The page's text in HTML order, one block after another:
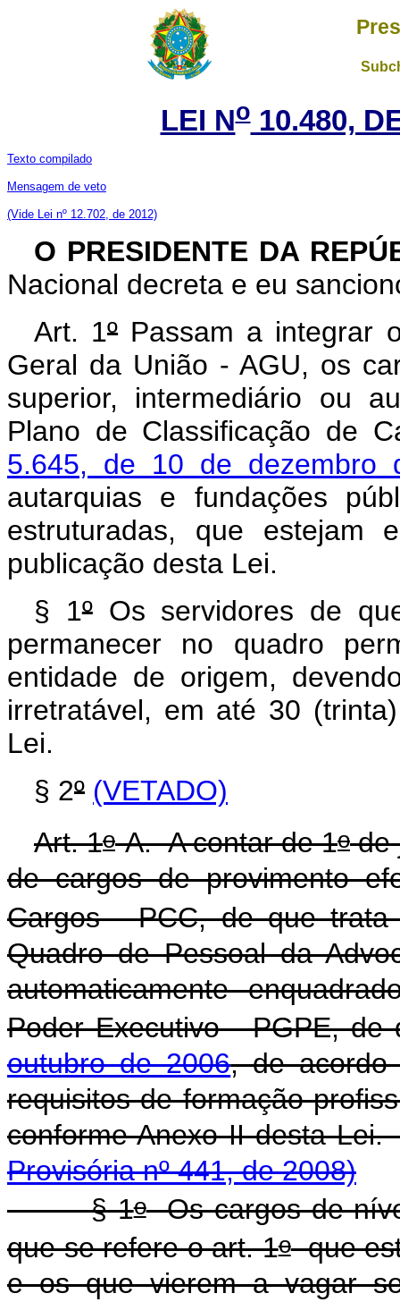
LEI No10.480,
Texto compilado
Mensagem de veto
(Vide Lei nº 12.702, de 2012)
O PRESIDENTE DA
Nacional decreta e eu
Art. 1ºPassam a integrar
Geral da União - AGU, os
superior, intermediário ou
Plano de Classificação de
5.645, de 10 de dezembro
autarquias e fundações
estruturadas, que
publicação desta Lei.
§ 1ºOs servidores de
permanecer no quadro
entidade de origem,
irretratável, em até 30
Lei.
§ 2º (VETADO)
Art. 1o-A.A contar de 1ode
de cargos de provimento
Cargos - PCC, de que
Quadro de Pessoal da
automaticamente
Poder Executivo - PGPE,
outubro de 2006, de acordo
requisitos de formação
conforme Anexo II desta Lei.
Provisória nº 441, de 2008)
§ 1oOs cargos de
que se refere o art. 1oque
e os que vierem a vagar